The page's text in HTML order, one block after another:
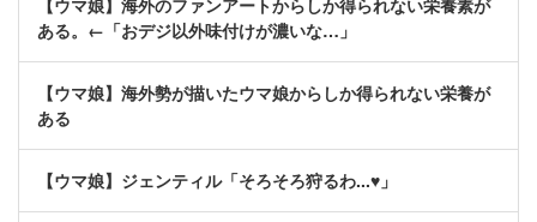
【ウマ娘】海外のファンアートからしか得られない栄養素が
ある。←「おデジ以外味付けが濃いな…」
【ウマ娘】海外勢が描いたウマ娘からしか得られない栄養が
ある
【ウマ娘】ジェンティル「そろそろ狩るわ...♥」